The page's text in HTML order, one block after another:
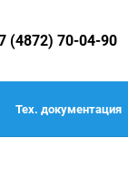
(4872) 70-04-90
Тех. документация